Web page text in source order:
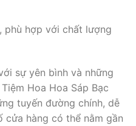
phù hợp với chất lượng
sự yên bình và những
Hoa Hoa Sáp Bạc
tuyến đường chính, dễ
cửa hàng có thể nằm gần